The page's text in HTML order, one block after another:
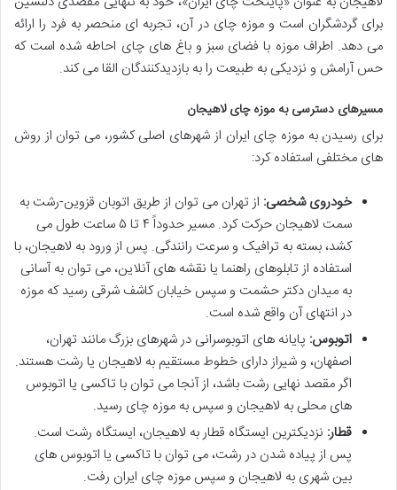
برای گردشگران است و موزه چای در آن، تجربه ای منحصر به فرد را ارائه
می دهد. اطراف موزه با فضای سبز و باغ های چای احاطه شده است که
حس آرامش و نزدیکی به طبیعت را به بازدیدکنندگان القا می کند.
مسیرهای دسترسی به موزه چای لاهیجان
برای رسیدن به موزه چای ایران از شهرهای اصلی کشور، می توان از روش
های مختلفی استفاده کرد:
خودروی شخصی: از تهران می توان از طریق اتوبان قزوین-رشت به
سمت لاهیجان حرکت کرد. مسیر حدوداً ۴ تا ۵ ساعت طول می
کشد، بسته به ترافیک و سرعت رانندگی. پس از ورود به لاهیجان، با
استفاده از تابلوهای راهنما یا نقشه های آنلاین، می توان به آسانی
به میدان دکتر حشمت و سپس خیابان کاشف شرقی رسید که موزه
در انتهای آن واقع شده است.
اتوبوس: پایانه های اتوبوسرانی در شهرهای بزرگ مانند تهران،
اصفهان، و شیراز دارای خطوط مستقیم به لاهیجان یا رشت هستند.
اگر مقصد نهایی رشت باشد، از آنجا می توان با تاکسی یا اتوبوس
های محلی به لاهیجان و سپس به موزه چای رسید.
قطار: نزدیکترین ایستگاه قطار به لاهیجان، ایستگاه رشت است.
پس از پیاده شدن در رشت، می توان با تاکسی یا اتوبوس های
بین شهری به لاهیجان و سپس موزه چای ایران رفت.